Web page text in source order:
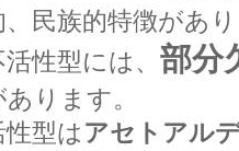
、民族的特徴があ
性型には、 部分
あります。
性型はアセトアル